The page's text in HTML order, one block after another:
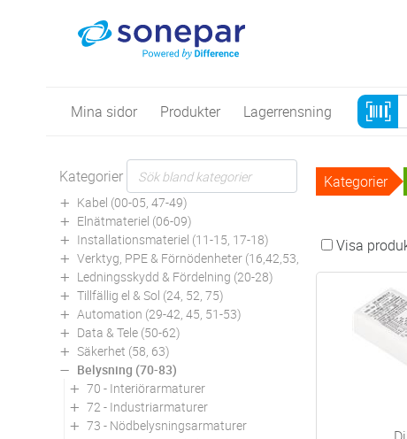
Mina sidor Produkter Lagerrensning
Kategorier
Kabel (00-05, 47-49)
Elnätmateriel (06-09)
Installationsmateriel (11-15, 17-18)
Verktyg, PPE & Förnödenheter (16,42,53,94)
Ledningsskydd & Fördelning (20-28)
Tillfällig el & Sol (24, 52, 75)
Automation (29-42, 45, 51-53)
Data & Tele (50-62)
Säkerhet (58, 63)
Belysning (70-83)
70 - Interiörarmaturer
72 - Industriarmaturer
73 - Nödbelysningsarmaturer
Kategorier
Visa